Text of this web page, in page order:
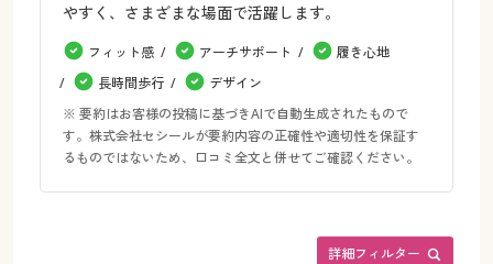
やすく、さまざまな場面で活躍します。
フィット感 アーチサポート
履き心地
長時間歩行
デザイン
※ 要約はお客様の投稿に基づきAIで自動生成されたもので
す。株式会社セシールが要約内容の正確性や適切性を保証す
るものではないため、口コミ全文と併せてご確認ください。
詳細フィルター